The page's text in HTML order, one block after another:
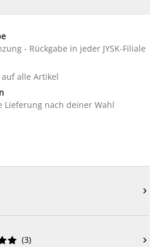
- Rückgabe in jeder JYSK-Filiale
auf alle Artikel
Lieferung nach deiner Wahl


 (3) 